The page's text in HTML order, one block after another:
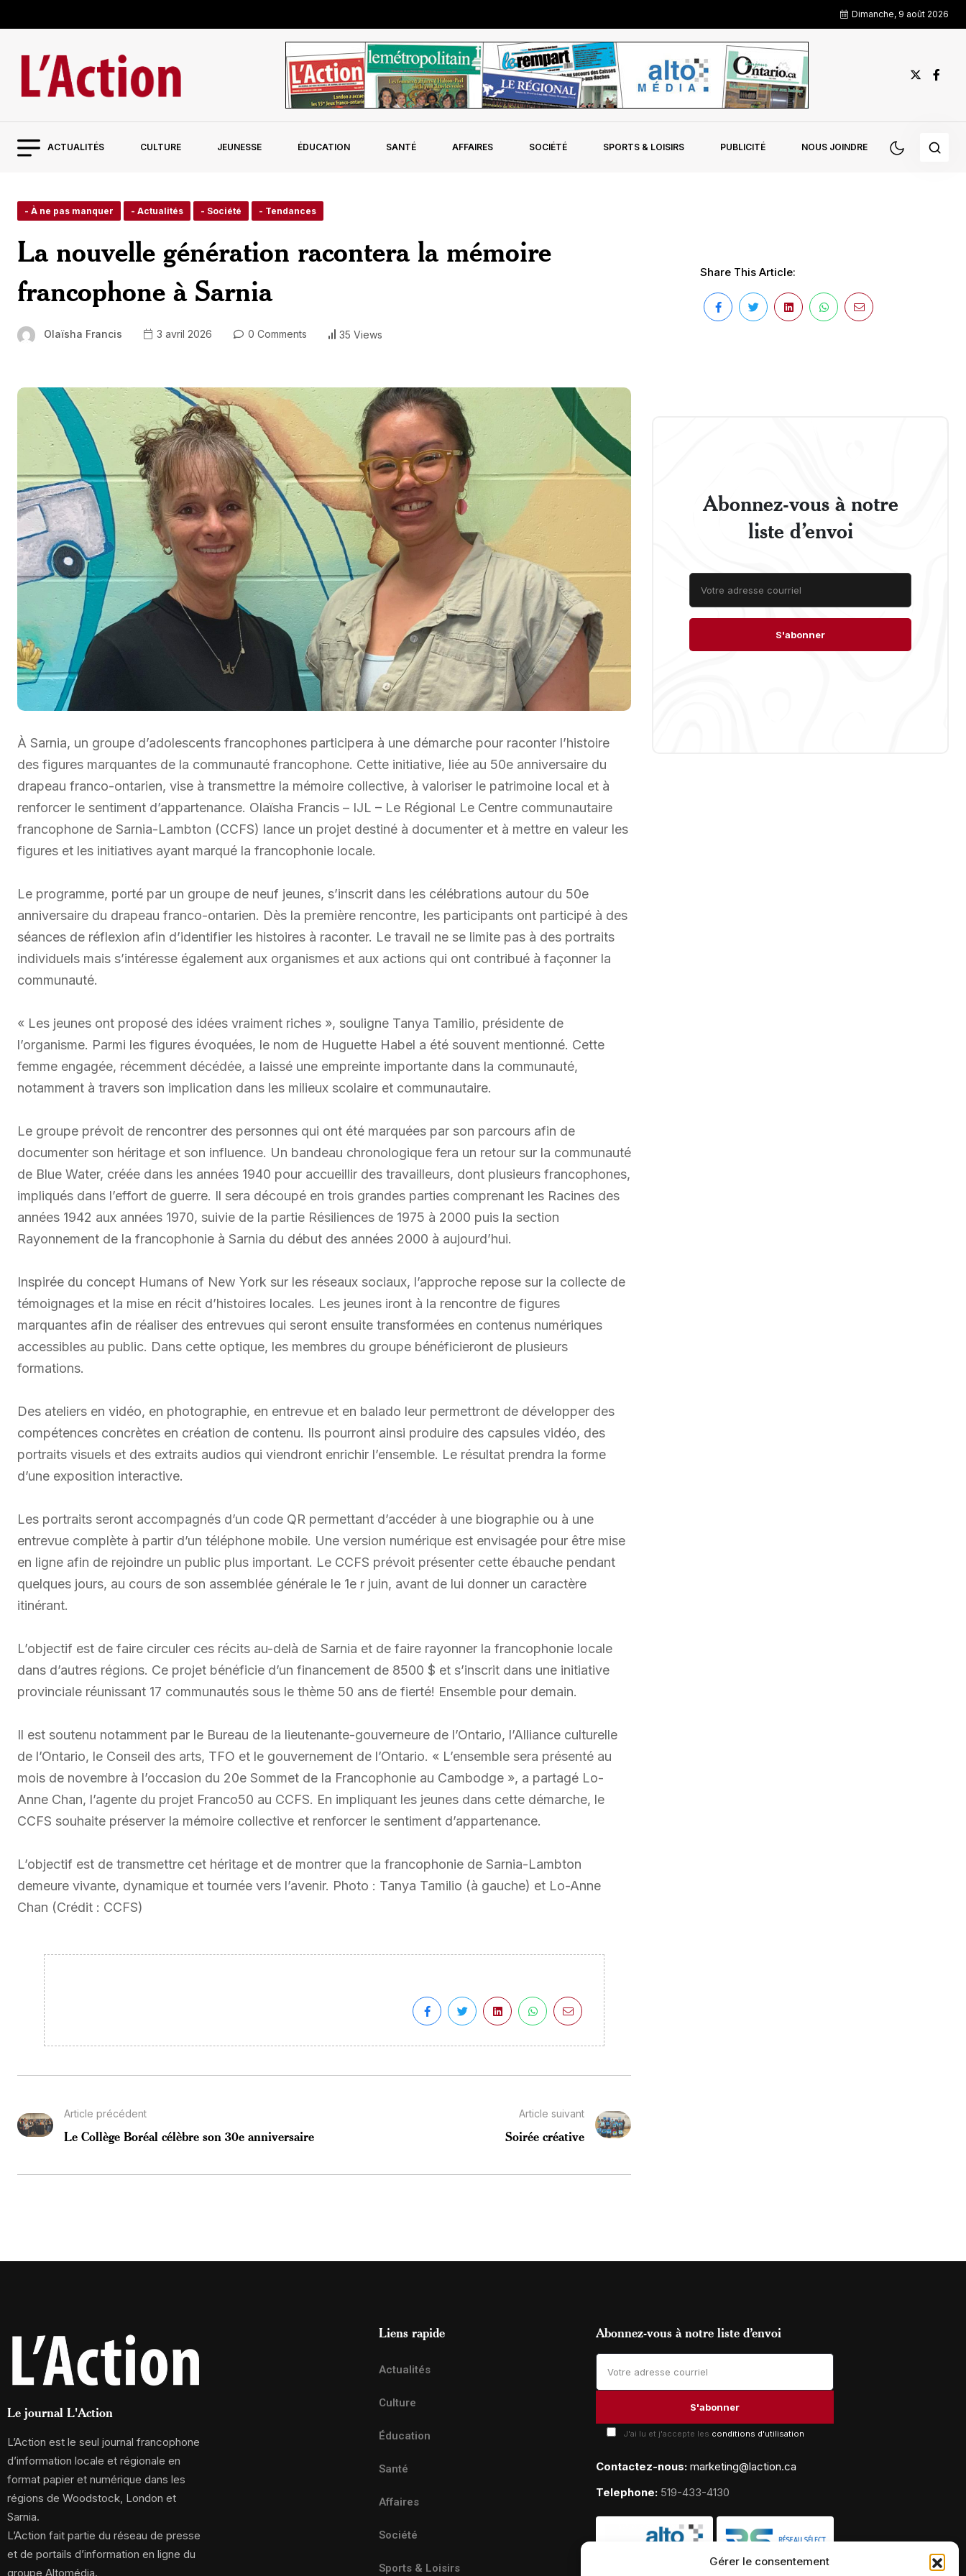
Gérer le consentement
Dimanche, 9 août 2026
ACTUALITÉS CULTURE JEUNESSE ÉDUCATION SANTÉ AFFAIRES SOCIÉTÉ SPORTS & LOISIRS PUBLICITÉ NOUS JOINDRE
- À ne pas manquer - Actualités - Société - Tendances
La nouvelle génération racontera la mémoire
francophone à Sarnia
Olaïsha Francis 3 avril 2026 0 Comments 35 Views
Share This Article:
À Sarnia, un groupe d’adolescents francophones participera à une démarche pour raconter l’histoire
des figures marquantes de la communauté francophone. Cette initiative, liée au 50e anniversaire du
drapeau franco-ontarien, vise à transmettre la mémoire collective, à valoriser le patrimoine local et à
renforcer le sentiment d’appartenance. Olaïsha Francis – IJL – Le Régional Le Centre communautaire
francophone de Sarnia-Lambton (CCFS) lance un projet destiné à documenter et à mettre en valeur les
figures et les initiatives ayant marqué la francophonie locale.
Le programme, porté par un groupe de neuf jeunes, s’inscrit dans les célébrations autour du 50e
anniversaire du drapeau franco-ontarien. Dès la première rencontre, les participants ont participé à des
séances de réflexion afin d’identifier les histoires à raconter. Le travail ne se limite pas à des portraits
individuels mais s’intéresse également aux organismes et aux actions qui ont contribué à façonner la
communauté.
« Les jeunes ont proposé des idées vraiment riches », souligne Tanya Tamilio, présidente de
l’organisme. Parmi les figures évoquées, le nom de Huguette Habel a été souvent mentionné. Cette
femme engagée, récemment décédée, a laissé une empreinte importante dans la communauté,
notamment à travers son implication dans les milieux scolaire et communautaire.
Le groupe prévoit de rencontrer des personnes qui ont été marquées par son parcours afin de
documenter son héritage et son influence. Un bandeau chronologique fera un retour sur la communauté
de Blue Water, créée dans les années 1940 pour accueillir des travailleurs, dont plusieurs francophones,
impliqués dans l’effort de guerre. Il sera découpé en trois grandes parties comprenant les Racines des
années 1942 aux années 1970, suivie de la partie Résiliences de 1975 à 2000 puis la section
Rayonnement de la francophonie à Sarnia du début des années 2000 à aujourd’hui.
Inspirée du concept Humans of New York sur les réseaux sociaux, l’approche repose sur la collecte de
témoignages et la mise en récit d’histoires locales. Les jeunes iront à la rencontre de figures
marquantes afin de réaliser des entrevues qui seront ensuite transformées en contenus numériques
accessibles au public. Dans cette optique, les membres du groupe bénéficieront de plusieurs
formations.
Des ateliers en vidéo, en photographie, en entrevue et en balado leur permettront de développer des
compétences concrètes en création de contenu. Ils pourront ainsi produire des capsules vidéo, des
portraits visuels et des extraits audios qui viendront enrichir l’ensemble. Le résultat prendra la forme
d’une exposition interactive.
Les portraits seront accompagnés d’un code QR permettant d’accéder à une biographie ou à une
entrevue complète à partir d’un téléphone mobile. Une version numérique est envisagée pour être mise
en ligne afin de rejoindre un public plus important. Le CCFS prévoit présenter cette ébauche pendant
quelques jours, au cours de son assemblée générale le 1e r juin, avant de lui donner un caractère
itinérant.
L’objectif est de faire circuler ces récits au-delà de Sarnia et de faire rayonner la francophonie locale
dans d’autres régions. Ce projet bénéficie d’un financement de 8500 $ et s’inscrit dans une initiative
provinciale réunissant 17 communautés sous le thème 50 ans de fierté! Ensemble pour demain.
Il est soutenu notamment par le Bureau de la lieutenante-gouverneure de l’Ontario, l’Alliance culturelle
de l’Ontario, le Conseil des arts, TFO et le gouvernement de l’Ontario. « L’ensemble sera présenté au
mois de novembre à l’occasion du 20e Sommet de la Francophonie au Cambodge », a partagé Lo-
Anne Chan, l’agente du projet Franco50 au CCFS. En impliquant les jeunes dans cette démarche, le
CCFS souhaite préserver la mémoire collective et renforcer le sentiment d’appartenance.
L’objectif est de transmettre cet héritage et de montrer que la francophonie de Sarnia-Lambton
demeure vivante, dynamique et tournée vers l’avenir. Photo : Tanya Tamilio (à gauche) et Lo-Anne
Chan (Crédit : CCFS)
Article précédent
Le Collège Boréal célèbre son 30e anniversaire
Article suivant
Soirée créative
Abonnez-vous à notre
liste d’envoi
Le journal L'Action
L’Action est le seul journal francophone
d’information locale et régionale en
format papier et numérique dans les
régions de Woodstock, London et
Sarnia.
L’Action fait partie du réseau de presse
et de portails d’information en ligne du
groupe Altomédia.
Liens rapide
Actualités
Culture
Éducation
Santé
Affaires
Société
Sports & Loisirs
Abonnez-vous à notre liste d’envoi
J'ai lu et j'accepte les conditions d'utilisation
Contactez-nous: marketing@laction.ca
Telephone: 519-433-4130